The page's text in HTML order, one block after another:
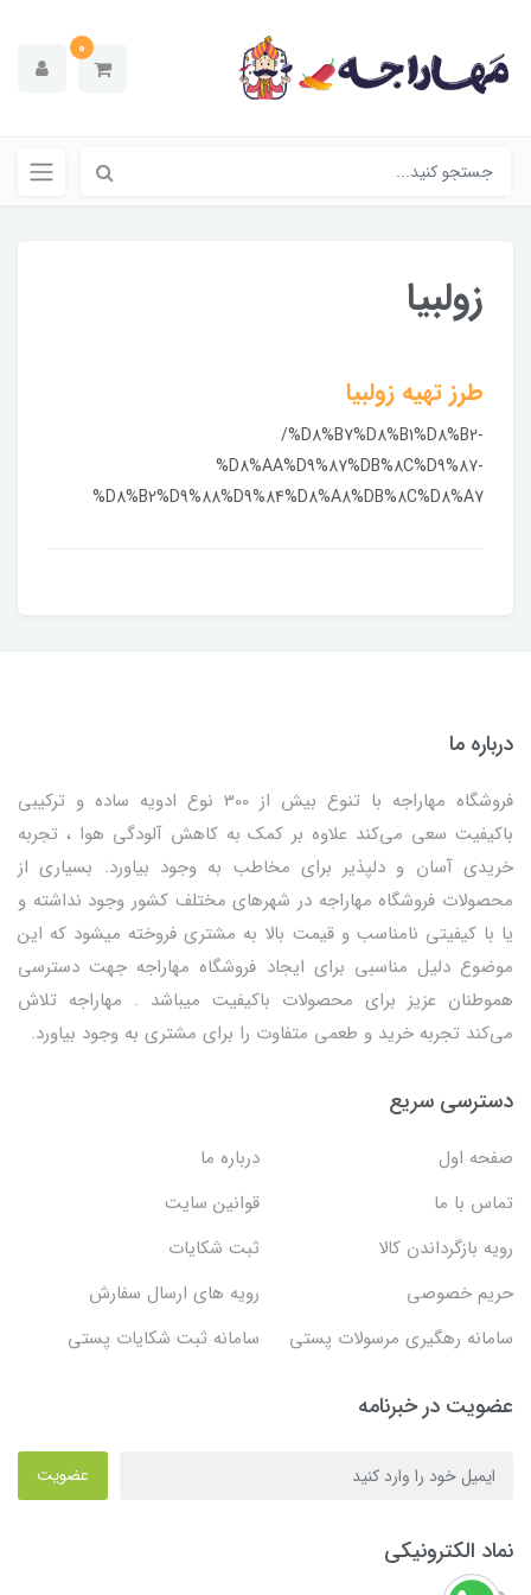
0
زولبیا
طرز تهیه زولبیا
/%D8%B7%D8%B1%D8%B2-
%D8%AA%D9%87%DB%8C%D9%87-
%D8%B2%D9%88%D9%84%D8%A8%DB%8C%D8%A7
درباره ما
فروشگاه مهاراجه با تنوع بیش از 300 نوع ادویه ساده و ترکیبی
باکیفیت سعی می‌کند علاوه بر کمک به کاهش آلودگی هوا ، تجربه
خریدی آسان و دلپذیر برای مخاطب به وجود بیاورد. بسیاری از
محصولات فروشگاه مهاراجه در شهرهای مختلف کشور وجود نداشته و
یا با کیفیتی نامناسب و قیمت بالا به مشتری فروخته میشود که این
موضوع دلیل مناسبی برای ایجاد فروشگاه مهاراجه جهت دسترسی
هموطنان عزیز برای محصولات باکیفیت میباشد . مهاراجه تلاش
می‌کند تجربه خرید و طعمی متفاوت را برای مشتری به وجود بیاورد.
دسترسی سریع
صفحه اول
درباره ما
تماس با ما
قوانین سایت
رویه بازگرداندن کالا
ثبت شکایات
حریم خصوصی
رویه های ارسال سفارش
سامانه رهگیری مرسولات پستی
سامانه ثبت شکایات پستی
عضویت در خبرنامه
عضویت
نماد الکترونیکی